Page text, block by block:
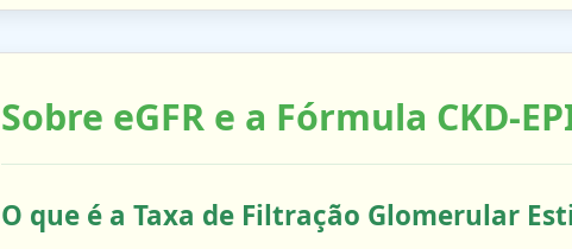
Sobre eGFR e a Fórmula CKD-
O que é a Taxa de Filtração Glomerular